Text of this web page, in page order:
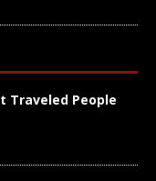
Traveled People